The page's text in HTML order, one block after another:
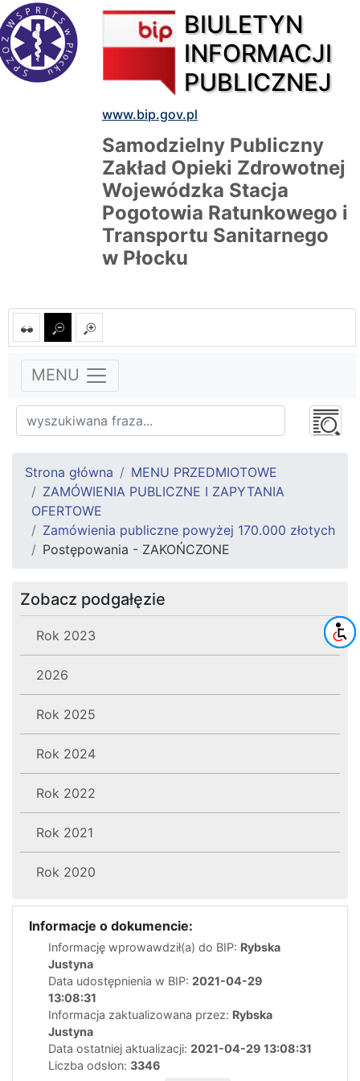
BIULETYN
INFORMACJI
PUBLICZNEJ
www.bip.gov.pl
Samodzielny Publiczny
Zakład Opieki Zdrowotnej
Wojewódzka Stacja
Pogotowia Ratunkowego i
Transportu Sanitarnego
w Płocku
MENU
Strona główna
MENU PRZEDMIOTOWE
ZAMÓWIENIA PUBLICZNE I ZAPYTANIA
OFERTOWE
Zamówienia publiczne powyżej 170.000 złotych
Postępowania - ZAKOŃCZONE
Zobacz podgałęzie
Rok 2023
2026
Rok 2025
Rok 2024
Rok 2022
Rok 2021
Rok 2020
Informacje o dokumencie:
Informację wprowawdził(a) do BIP: Rybska
Justyna
Data udostępnienia w BIP: 2021-04-29
13:08:31
Informacja zaktualizowana przez: Rybska
Justyna
Data ostatniej aktualizacji: 2021-04-29 13:08:31
Liczba odsłon: 3346